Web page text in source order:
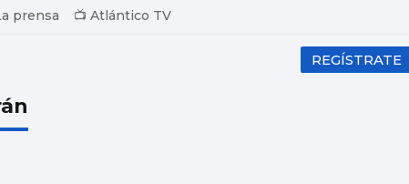
prensa 📺 Atlántico TV
REGÍSTRATE